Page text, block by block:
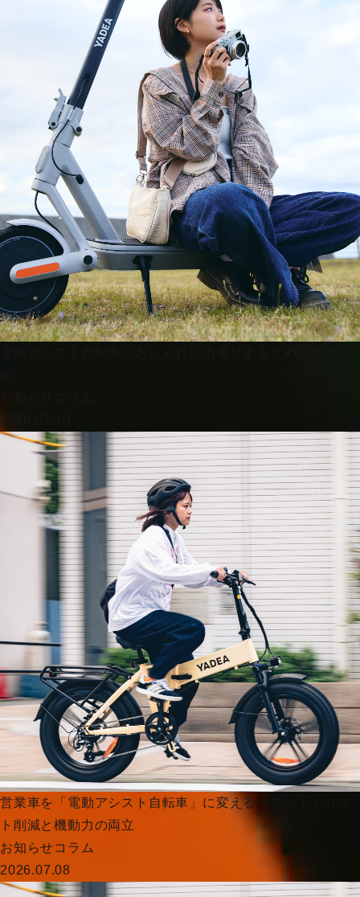
営業車を「電動アシスト自転車」に変えるメリット｜コス
ト削減と機動力の両立
お知らせコラム
2026.07.08